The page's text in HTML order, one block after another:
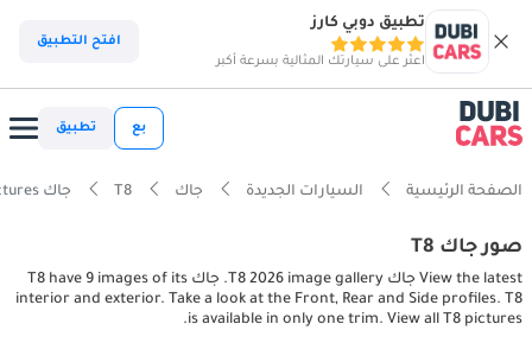
تطبيق دوبي كارز
اعثر على سيارتك المثالية بسرعة أكبر
افتح التطبيق
بع تطبيق
الصفحة الرئيسية السيارات الجديدة جاك T8 جاك T8 interior, exterior pictures
صور جاك T8
View the latest جاك T8 2026 image gallery. جاك T8 have 9 images of its
interior and exterior. Take a look at the Front, Rear and Side profiles. T8
is available in only one trim. View all T8 pictures.